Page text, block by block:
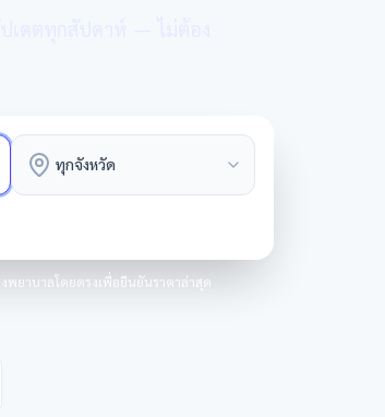
ทุกจังหวัด
พยาบาลโดยตรงเพื่อยืนยันราคาล่าสุด